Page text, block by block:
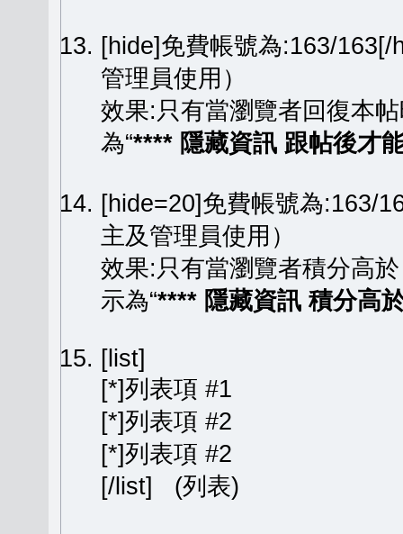
[hide]免費帳號為:163/
管理員使用）
效果:只有當瀏覽者回復本
為“**** 隱藏資訊 跟帖後才
[hide=20]免費帳號為:163/
主及管理員使用）
效果:只有當瀏覽者積分高
示為“**** 隱藏資訊 積分高
[list]
[*]列表項 #1
[*]列表項 #2
[*]列表項 #2
[/list] (列表)